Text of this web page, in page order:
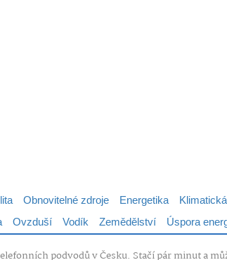
Obnovitelné zdroje Energetika
Ovzduší Vodík Zemědělství Úspora
podvodů v Česku. Stačí pár minut a